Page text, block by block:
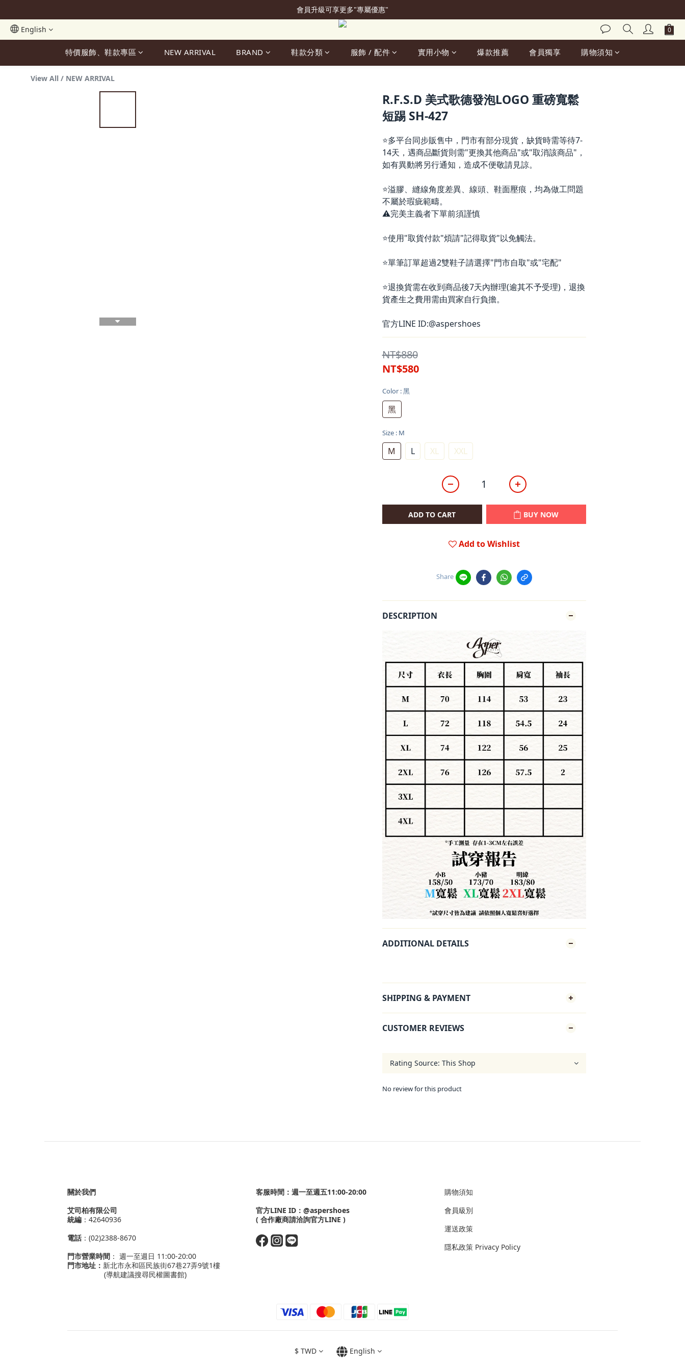
加入會員立即贈50元購物金
會員升級可享更多"專屬優惠"
加入會員立即贈50元購物金
English
特價服飾、鞋款專區 NEW ARRIVAL BRAND 鞋款分類 服飾 / 配件 實用小物 爆款推薦 會員獨享 購物須知
View All / NEW ARRIVAL
R.F.S.D 美式歌德發泡LOGO 重磅寬鬆
短踢 SH-427
⭐多平台同步販售中，門市有部分現貨，缺貨時需等待7-
14天，遇商品斷貨則需"更換其他商品"或"取消該商品"，
如有異動將另行通知，造成不便敬請見諒。
⭐溢膠、縫線角度差異、線頭、鞋面壓痕，均為做工問題
不屬於瑕疵範疇。
⚠️完美主義者下單前須謹慎
⭐使用"取貨付款"煩請"記得取貨"以免觸法。
⭐單筆訂單超過2雙鞋子請選擇"門市自取"或"宅配"
⭐退換貨需在收到商品後7天內辦理(逾其不予受理)，退換
貨產生之費用需由買家自行負擔。
官方LINE ID:@aspershoes
NT$880
NT$580
Color : 黑
黑
Size : M
M L XL XXL
ADD TO CART BUY NOW
Add to Wishlist
Share
DESCRIPTION
ADDITIONAL DETAILS
SHIPPING & PAYMENT
CUSTOMER REVIEWS
No review for this product
關於我們
艾司柏有限公司
統編 ：42640936
電話：(02)2388-8670
門市營業時間 ： 週一至週日 11:00-20:00
門市地址： 新北市永和區民族街67巷27弄9號1樓
(導航建議搜尋民權圖書館)
客服時間：週一至週五11:00-20:00
官方LINE ID： @aspershoes
( 合作廠商請洽詢官方LINE )
購物須知
會員級別
運送政策
隱私政策 Privacy Policy
$ TWD English